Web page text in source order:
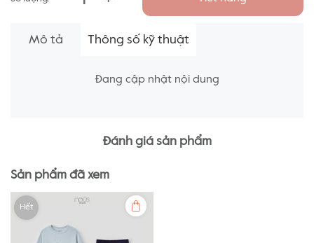
Mô tả Thông số kỹ thuật
Đang cập nhật nội dung
Đánh giá sản phẩm
Sản phẩm đã xem
Hết